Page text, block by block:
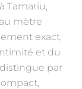
Tamariu,
mètre
exact,
et du
par